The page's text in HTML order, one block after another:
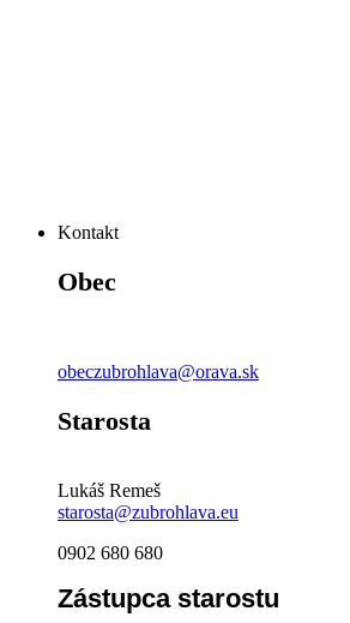
Kontakt
Obec
obeczubrohlava@orava.sk
Starosta
Lukáš Remeš
starosta@zubrohlava.eu
0902 680 680
Zástupca starostu